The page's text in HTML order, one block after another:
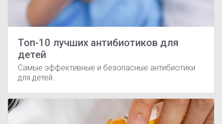
Топ-10 лучших антибиотиков для
детей
Самые эффективные и безопасные антибиотики
для детей.